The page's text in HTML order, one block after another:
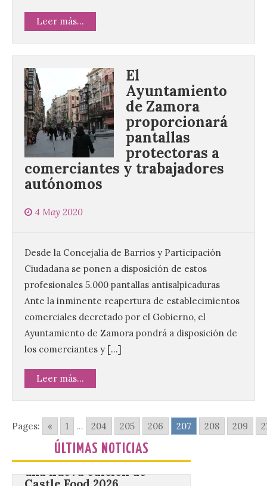
Leer más...
El
Ayuntamiento
de Zamora
proporcionará
pantallas
protectoras a
comerciantes y trabajadores
autónomos
4 May 2020
Desde la Concejalía de Barrios y Participación
Ciudadana se ponen a disposición de estos
profesionales 5.000 pantallas antisalpicaduras
Ante la inminente reapertura de establecimientos
comerciales decretado por el Gobierno, el
Ayuntamiento de Zamora pondrá a disposición de
los comerciantes y […]
Leer más...
Pages: « 1 ... 204 205 206 207 208 209
ÚLTIMAS NOTICIAS
Ciclo “Mujeres en la
Peregrinación”, en
7 Ago 2026
Conferencia de Victorina
Alonso, sobre la
peregrinación femenina.
Presentación del Libro
“Va de Monjas”, de José
Fernando Cornejo. Apertura de una doble
exposición de fotografía. Este viernes, 7
de agosto, a las 20,00 horas, en el
Food trucks y música en
Valencia de Don Juan en
una nueva edición de
Castle Food 2026